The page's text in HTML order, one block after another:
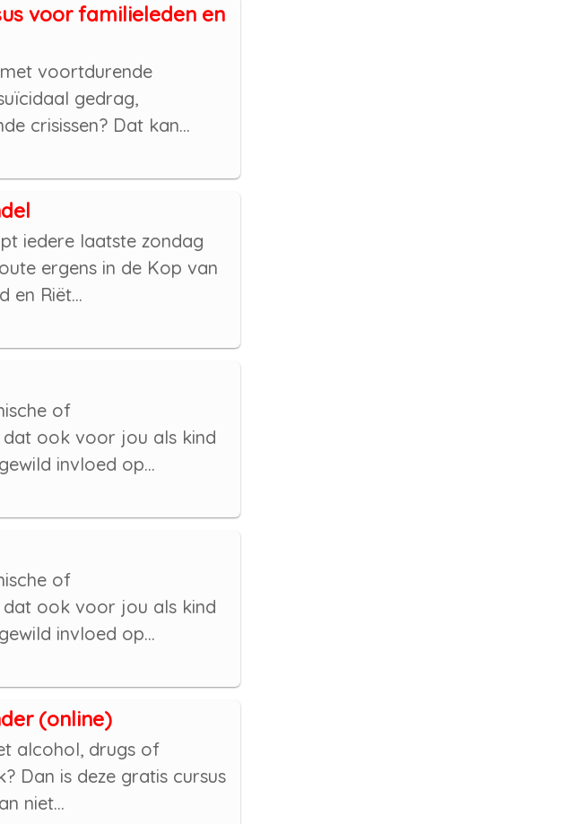
voor familieleden en
voortdurende
gedrag,
crisissen? Dat kan...
iedere laatste zondag
ergens in de Kop van
en Riët...
of
dat ook voor jou als kind
invloed op...
of
dat ook voor jou als kind
invloed op...
(online)
alcohol, drugs of
Dan is deze gratis cursus
niet...